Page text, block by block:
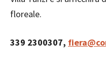
floreale.
339 2300307,